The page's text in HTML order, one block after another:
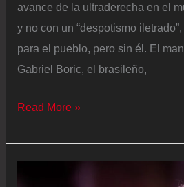
avance de la ultraderecha en el
y no con un “despotismo
para el pueblo, pero sin él. El
Gabriel Boric, el brasileño,
Boric,
la
Read More »